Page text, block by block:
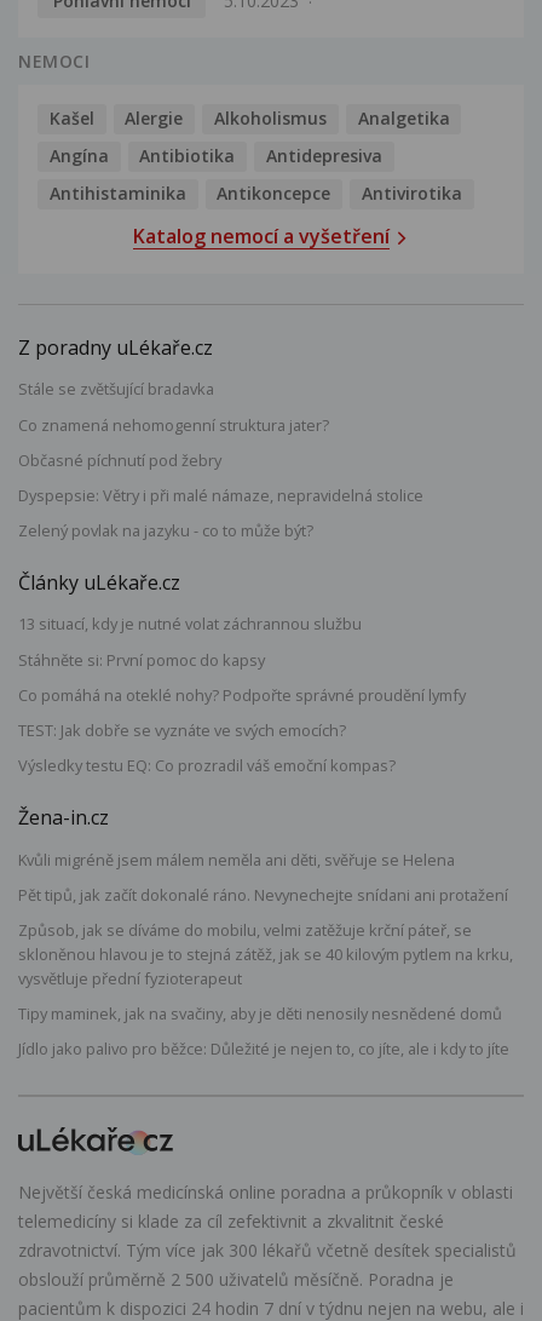
NEMOCI
Kašel Alergie Alkoholismus
Analgetika
Angína
Antibiotika
Antidepresiva
Antihistaminika
Antikoncepce Antivirotika
Katalog nemocí a vyšetření
Z poradny uLékaře.cz
Stále se zvětšující bradavka
Co znamená nehomogenní struktura jater?
Občasné píchnutí pod žebry
Dyspepsie: Větry i při malé námaze, nepravidelná stolice
Zelený povlak na jazyku - co to může být?
Články uLékaře.cz
13 situací, kdy je nutné volat záchrannou službu
Stáhněte si: První pomoc do kapsy
Co pomáhá na oteklé nohy? Podpořte správné proudění lymfy
TEST: Jak dobře se vyznáte ve svých emocích?
Výsledky testu EQ: Co prozradil váš emoční kompas?
Žena-in.cz
Kvůli migréně jsem málem neměla ani děti, svěřuje se Helena
Pět tipů, jak začít dokonalé ráno. Nevynechejte snídani ani protažení
Způsob, jak se díváme do mobilu, velmi zatěžuje krční páteř, se
skloněnou hlavou je to stejná zátěž, jak se 40 kilovým pytlem na krku,
vysvětluje přední fyzioterapeut
Tipy maminek, jak na svačiny, aby je děti nenosily nesnědené domů
Jídlo jako palivo pro běžce: Důležité je nejen to, co jíte, ale i kdy to jíte
Největší česká medicínská online poradna a průkopník v oblasti
telemedicíny si klade za cíl zefektivnit a zkvalitnit české
zdravotnictví. Tým více jak 300 lékařů včetně desítek specialistů
obslouží průměrně 2 500 uživatelů měsíčně. Poradna je
pacientům k dispozici 24 hodin 7 dní v týdnu nejen na webu, ale i